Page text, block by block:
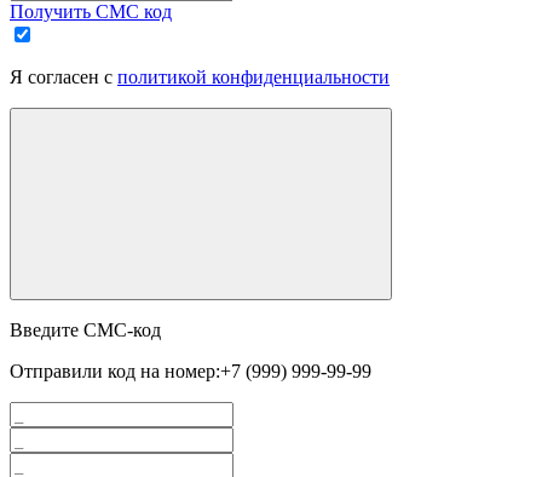
Получить СМС код
Я согласен с политикой конфиденциальности
Введите СМС-код
Отправили код на номер:+7 (999) 999-99-99